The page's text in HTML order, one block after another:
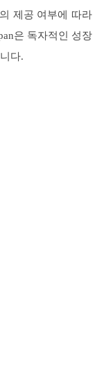
제공 여부에 따라
은 독자적인 성장
다.